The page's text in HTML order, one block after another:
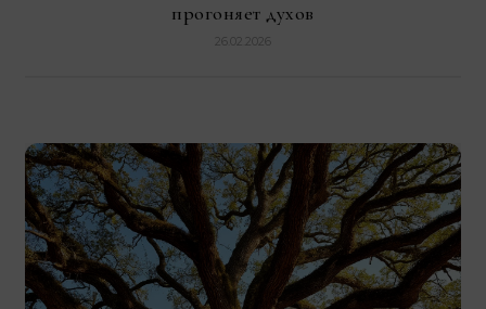
прогоняет духов
26.02.2026